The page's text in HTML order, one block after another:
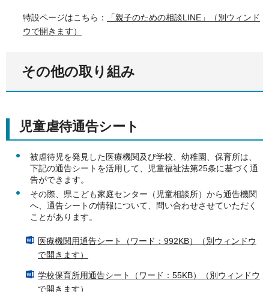
特設ページはこちら：
「親子のための相談LINE」（別ウィンド
ウで開きます）
その他の取り組み
児童虐待通告シート
被虐待児を発見した医療機関及び学校、幼稚園、保育所は、
下記の通告シートを活用して、児童福祉法第25条に基づく通
告ができます。
その際、県こども家庭センター（児童相談所）から通告機関
へ、通告シートの情報について、問い合わせさせていただく
ことがあります。
医療機関用通告シート（ワード：992KB）（別ウィンドウ
で開きます）
学校保育所用通告シート（ワード：55KB）（別ウィンドウ
で開きます）